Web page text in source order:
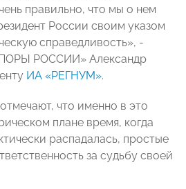
правильно, что мы о нем
России своим указом
справедливость», -
РОССИИ» Александр
ИА «РЕГНУМ».
что именно в это
плане время, когда
распадалась, простые
за судьбу своей